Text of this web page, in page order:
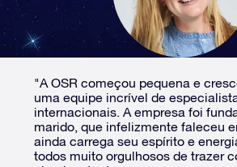
"A OSR começou pequena e
uma equipe incrível de
internacionais. A empresa foi
marido, que infelizmente faleceu
ainda carrega seu espírito e
todos muito orgulhosos de trazer